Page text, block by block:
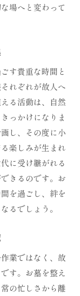
場へと変わって
す貴重な時間と
れぞれが故人へ
る活動は、自然
っかけになりま
し、その度に小
楽しみが生まれ
に受け継がれる
きるのです。お
を過ごし、絆を
るでしょう。
業ではなく、故
す。お墓を整え
の忙しさから離